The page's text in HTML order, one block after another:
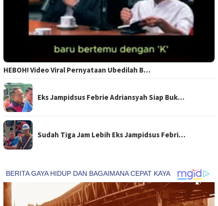
HEBOH! Video Viral Pernyataan Ubedilah B…
Eks Jampidsus Febrie Adriansyah Siap Buk…
Sudah Tiga Jam Lebih Eks Jampidsus Febri…